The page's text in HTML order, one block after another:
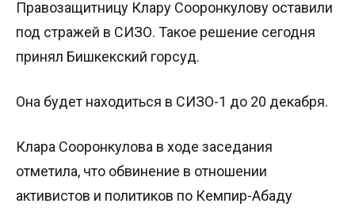
Правозащитницу Клару Сооронкулову оставили
под стражей в СИЗО. Такое решение сегодня
принял Бишкекский горсуд.
Она будет находиться в СИЗО-1 до 20 декабря.
Клара Сооронкулова в ходе заседания
отметила, что обвинение в отношении
активистов и политиков по Кемпир-Абаду